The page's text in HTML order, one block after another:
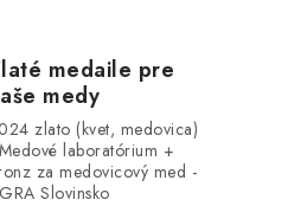
medaile pre
medy
zlato (kvet, medovica)
laboratórium +
za medovicový med -
Slovinsko